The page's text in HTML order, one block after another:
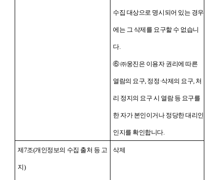
수집 대상으로 명시되어 있는 경우
에는 그 삭제를 요구할 수 없습니
다.
⑥ ㈜웅진은 이용자 권리에 따른
열람의 요구, 정정·삭제의 요구, 처
리 정지의 요구 시 열람 등 요구를
한 자가 본인이거나 정당한 대리인
인지를 확인합니다.
제7조(개인정보의 수집 출처 등 고
지)
삭제